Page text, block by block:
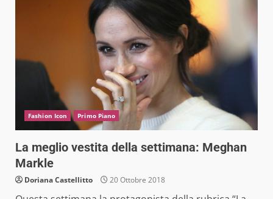
Fashion Icon Primo Piano
La meglio vestita della settimana: Meghan
Markle
Doriana Castellitto 20 Ottobre 2018